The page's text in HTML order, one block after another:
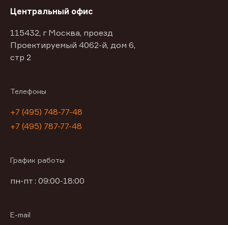
Центральный офис
115432, г Москва, проезд
Проектируемый 4062-й, дом 6,
стр 2
Телефоны
+7 (495) 748-77-48
+7 (495) 787-77-48
График работы
пн-пт : 09:00-18:00
E-mail